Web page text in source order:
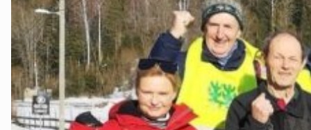
Nesodden
Nittedal
Nordre Follo